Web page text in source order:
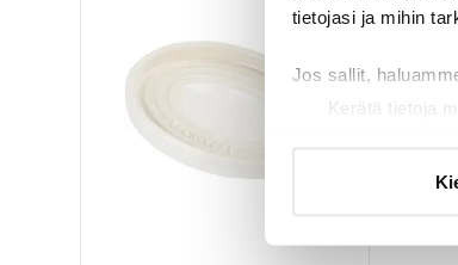
tietojasi ja mihin
Jos sallit,
Kerätä tietoja